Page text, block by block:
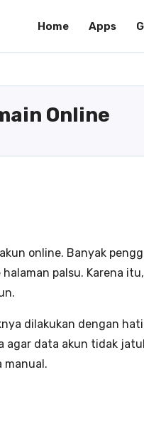
Home Apps
Online
online. Banyak
palsu. Karena
dilakukan dengan
data akun tidak
manual.